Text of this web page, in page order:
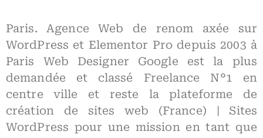
Paris. Agence Web de renom axée sur
WordPress et Elementor Pro depuis 2003 à
Paris Web Designer Google est la plus
demandée et classé Freelance N°1 en
centre ville et reste la plateforme de
création de sites web (France) | Sites
WordPress pour une mission en tant que